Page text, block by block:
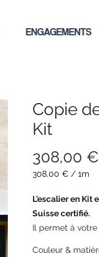
ENGAGEMENTS
Copie
Kit
308,00 €
308,00 € / 1m
pro
Meter
L'escalier en Kit
Suisse certifié.
Il permet à
Couleur &